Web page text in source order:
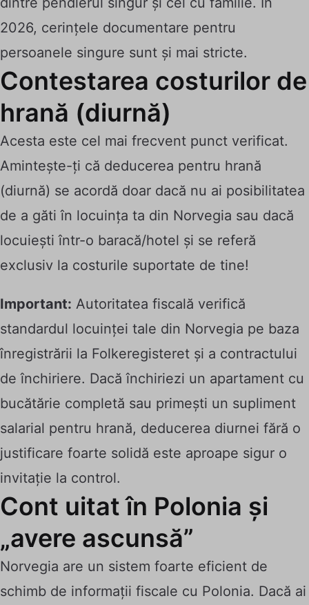
2026, cerințele documentare pentru
persoanele singure sunt și mai stricte.
Contestarea costurilor de
hrană (diurnă)
Acesta este cel mai frecvent punct verificat.
Amintește-ți că deducerea pentru hrană
(diurnă) se acordă doar dacă nu ai posibilitatea
de a găti în locuința ta din Norvegia sau dacă
locuiești într-o baracă/hotel și se referă
exclusiv la costurile suportate de tine!
Important: Autoritatea fiscală verifică
standardul locuinței tale din Norvegia pe baza
înregistrării la Folkeregisteret și a contractului
de închiriere. Dacă închiriezi un apartament cu
bucătărie completă sau primești un supliment
salarial pentru hrană, deducerea diurnei fără o
justificare foarte solidă este aproape sigur o
invitație la control.
Cont uitat în Polonia și
„avere ascunsă”
Norvegia are un sistem foarte eficient de
schimb de informații fiscale cu Polonia. Dacă ai